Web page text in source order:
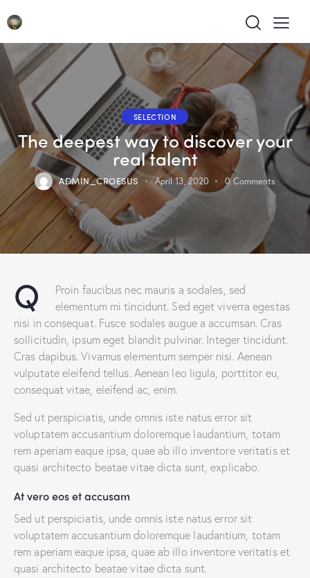
SELECTION
The deepest way to discover your
real talent
ADMIN_CROESUS April 13, 2020 0 Comments
Q
Proin faucibus nec mauris a sodales, sed
elementum mi tincidunt. Sed eget viverra egestas
nisi in consequat. Fusce sodales augue a accumsan. Cras
sollicitudin, ipsum eget blandit pulvinar. Integer tincidunt.
Cras dapibus. Vivamus elementum semper nisi. Aenean
vulputate eleifend tellus. Aenean leo ligula, porttitor eu,
consequat vitae, eleifend ac, enim.
Sed ut perspiciatis, unde omnis iste natus error sit
voluptatem accusantium doloremque laudantium, totam
rem aperiam eaque ipsa, quae ab illo inventore veritatis et
quasi architecto beatae vitae dicta sunt, explicabo.
At vero eos et accusam
Sed ut perspiciatis, unde omnis iste natus error sit
voluptatem accusantium doloremque laudantium, totam
rem aperiam eaque ipsa, quae ab illo inventore veritatis et
quasi architecto beatae vitae dicta sunt.